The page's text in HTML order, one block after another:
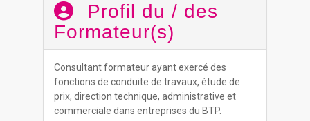
Profil du / des
Formateur(s)
Consultant formateur ayant exercé des
fonctions de conduite de travaux, étude de
prix, direction technique, administrative et
commerciale dans entreprises du BTP.